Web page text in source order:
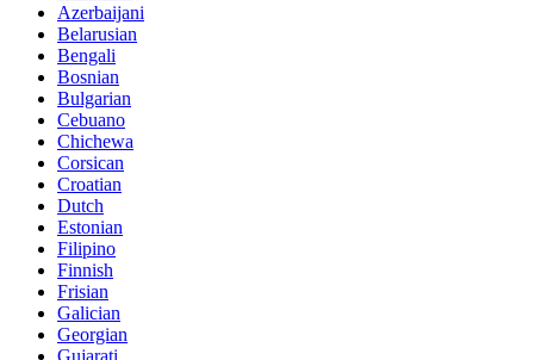
Azerbaijani
Belarusian
Bengali
Bosnian
Bulgarian
Cebuano
Chichewa
Corsican
Croatian
Dutch
Estonian
Filipino
Finnish
Frisian
Galician
Georgian
Gujarati